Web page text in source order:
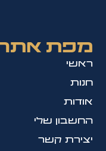
מפת
ראשי
חנות
אודות
החשבון שלי
יצירת קשר